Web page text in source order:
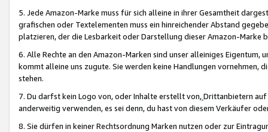
5. Jede Amazon-Marke muss für sich alleine in ihrer Gesamtheit
grafischen oder Textelementen muss ein hinreichender Abstand
platzieren, der die Lesbarkeit oder Darstellung dieser Amazon-Marke
6. Alle Rechte an den Amazon-Marken sind unser alleiniges
kommt alleine uns zugute. Sie werden keine Handlungen vornehmen,
stehen.
7. Du darfst kein Logo von, oder Inhalte erstellt von,Drittanbietern auf
anderweitig verwenden, es sei denn, du hast von diesem Verkäufer
8. Sie dürfen in keiner Rechtsordnung Marken nutzen oder zur